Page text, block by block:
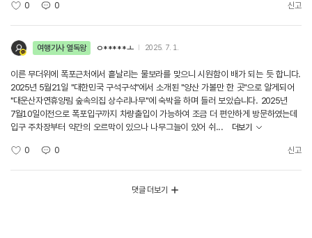
0 0 신고
여행기사 열독왕 ㅇ*****ㅗ 2025. 7. 1.
이른 무더위에 폭포근처에서 흩날리는 물보라를 맞으니 시원함이 배가 되는 듯 합니다.
2025년 5월21일 "대한민국 구석구석"에서 소개된 "양산 가볼만 한 곳"으로 알게되어
"대운산자연휴양림 숲속의집 상수리나무"에 숙박을 하며 들러 보았습니다. 2025년
7월10일이전으로 폭포입구까지 차량출입이 가능하여 조금 더 편안하게 방문하였는데
입구 주차장부터 약간의 오르막이 있으나 나무그늘이 있어 쉬...
더보기
0 0 신고
댓글 더보기